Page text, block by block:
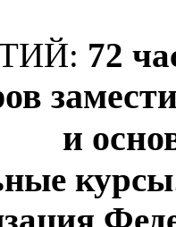
72
и
курсы